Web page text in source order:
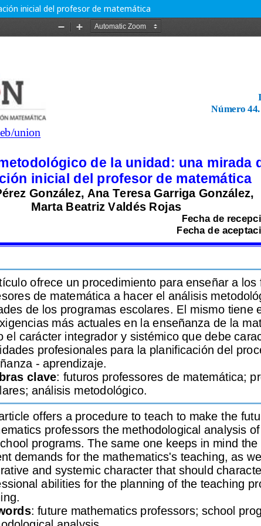
inicial del profesor de matemática